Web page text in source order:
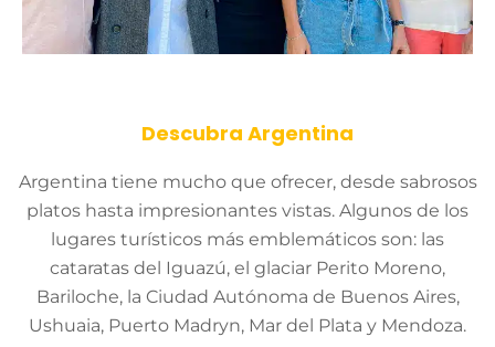
Descubra Argentina
Argentina tiene mucho que ofrecer, desde sabrosos
platos hasta impresionantes vistas. Algunos de los
lugares turísticos más emblemáticos son: las
cataratas del Iguazú, el glaciar Perito Moreno,
Bariloche, la Ciudad Autónoma de Buenos Aires,
Ushuaia, Puerto Madryn, Mar del Plata y Mendoza.